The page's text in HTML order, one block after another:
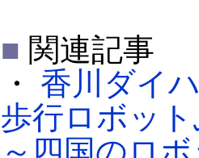
■ 関連記事
・ 香川ダイ
歩行ロボッ